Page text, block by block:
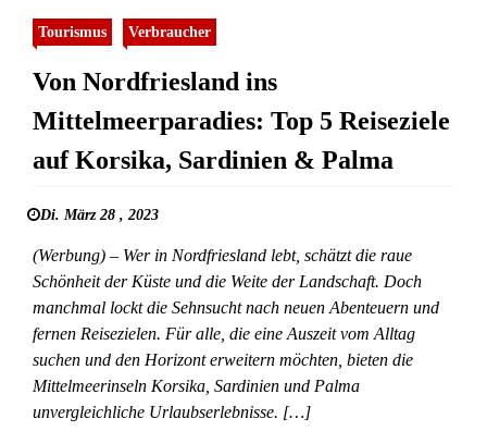
Tourismus Verbraucher
Von Nordfriesland ins
Mittelmeerparadies: Top 5 Reiseziele
auf Korsika, Sardinien & Palma
Di. März 28 , 2023
(Werbung) – Wer in Nordfriesland lebt, schätzt die raue
Schönheit der Küste und die Weite der Landschaft. Doch
manchmal lockt die Sehnsucht nach neuen Abenteuern und
fernen Reisezielen. Für alle, die eine Auszeit vom Alltag
suchen und den Horizont erweitern möchten, bieten die
Mittelmeerinseln Korsika, Sardinien und Palma
unvergleichliche Urlaubserlebnisse. […]